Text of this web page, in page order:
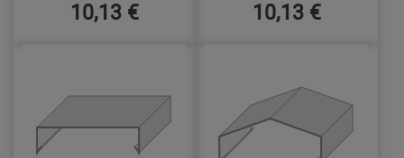
10,13 € 10,13 €